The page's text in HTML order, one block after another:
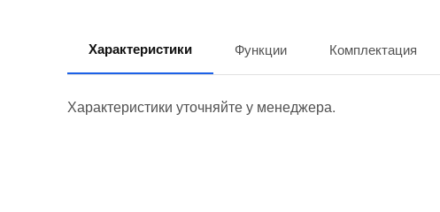
Характеристики Функции Комплектация
Характеристики уточняйте у менеджера.